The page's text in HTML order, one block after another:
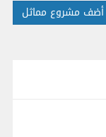
أضف مشروع مماثل